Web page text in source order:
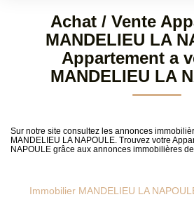
SYNDIC
ESTIMATION
AGENCE
Sélectionnez...
Type de bien
Budget max
Achat / Vente
MANDELIEU LA
Appartement a
MANDELIEU LA
Sur notre site consultez les annonces
MANDELIEU LA NAPOULE. Trouvez votre
NAPOULE grâce aux annonces immobilières de
Immobilier MANDELIEU LA